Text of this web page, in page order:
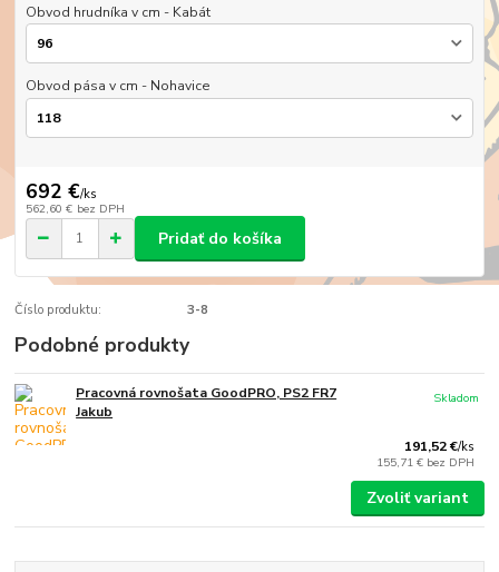
Obvod hrudníka v cm - Kabát
Obvod pása v cm - Nohavice
692 €/ks
562,60 € bez DPH
Pridať do košíka
Číslo produktu: 3-8
Podobné produkty
Pracovná rovnošata GoodPRO, PS2 FR7
Jakub
191,52 €/ks
155,71 € bez DPH
Skladom
Zvoliť variant